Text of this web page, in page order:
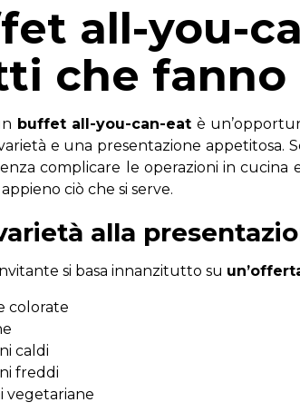
all-you-
che fanno
buffet all-you-can-eatè
e una presentazione appetitosa.
complicare le operazioni in
ciò che si serve.
alla
si basa innanzitutto su
colorate
caldi
freddi
vegetariane